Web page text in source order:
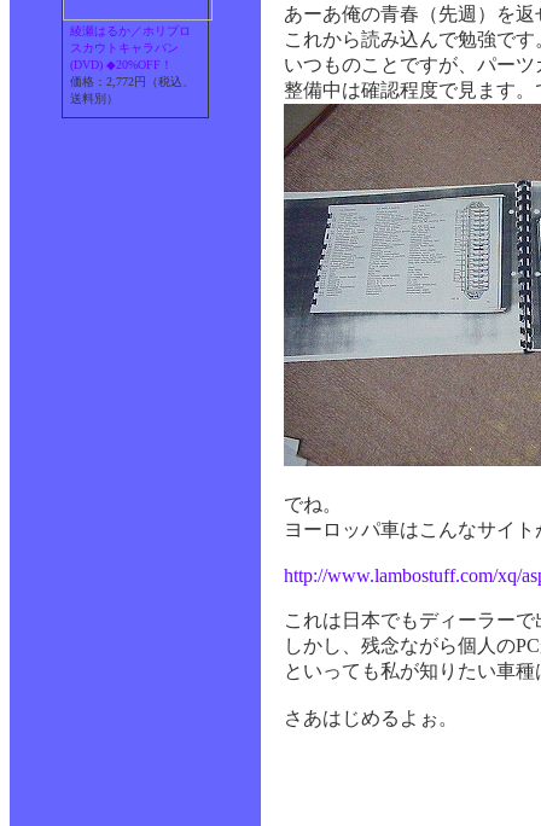
綾瀬はるか／ホリプロ
スカウトキャラバン
(DVD) ◆20%OFF！
価格：2,772円（税込、
送料別）
あーあ俺の青春（先週）を返
これから読み込んで勉強です
いつものことですが、パー
整備中は確認程度で見ます
でね。
ヨーロッパ車はこんなサイ
http://www.lambostuff.com/xq/
これは日本でもディーラー
しかし、残念ながら個人の
といっても私が知りたい車
さあはじめるよぉ。